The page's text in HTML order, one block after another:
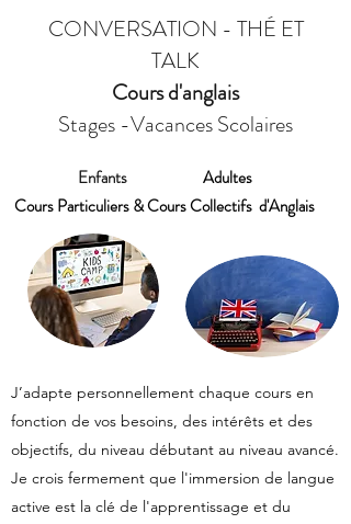
CONVERSATION - THÉ ET
TALK
Cours d'anglais
Stages -Vacances Scolaires
Enfants Adultes
Cours Particuliers & Cours Collectifs d'Anglais
J’adapte personnellement chaque cours en
fonction de vos besoins, des intérêts et des
objectifs, du niveau débutant au niveau avancé.
Je crois fermement que l'immersion de langue
active est la clé de l'apprentissage et du